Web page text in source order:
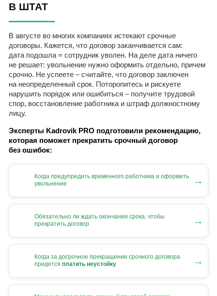
В ШТАТ
В августе во многих компаниях истекают срочные
договоры. Кажется, что договор заканчивается сам:
дата подошла = сотрудник уволен. На деле дата ничего
не решает: увольнение нужно оформить отдельно, причем
срочно. Не успеете – считайте, что договор заключен
на неопределенный срок. Поторопитесь и рискуете
нарушить порядок или ошибиться – получите трудовой
спор, восстановление работника и штраф должностному
лицу.
Эксперты Kadrovik PRO подготовили рекомендацию,
которая поможет прекратить срочный договор
без ошибок:
Когда предупредить временного работника и оформить
увольнение
→
Обязательно ли ждать окончания срока, чтобы
прекратить договор
→
Когда за досрочное прекращение срочного договора
придется платить неустойку →